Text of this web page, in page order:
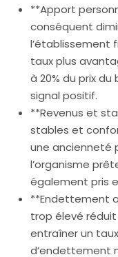
**Apport
conséquent
l’établissement
taux plus
à 20% du prix
signal positif.
**Revenus et
stables et
une ancienneté
l’organisme
également pris
**Endettement
trop élevé
entraîner un
d’endettement